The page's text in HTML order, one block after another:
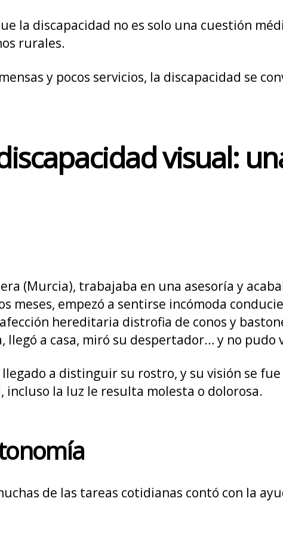
la discapacidad no es solo una cuestión
rurales.
y pocos servicios, la discapacidad se
visual:
(Murcia), trabajaba en una asesoría y
meses, empezó a sentirse incómoda
hereditaria distrofia de conos y
a casa, miró su despertador… y no pudo
a distinguir su rostro, y su visión se
la luz le resulta molesta o dolorosa.
de las tareas cotidianas contó con la